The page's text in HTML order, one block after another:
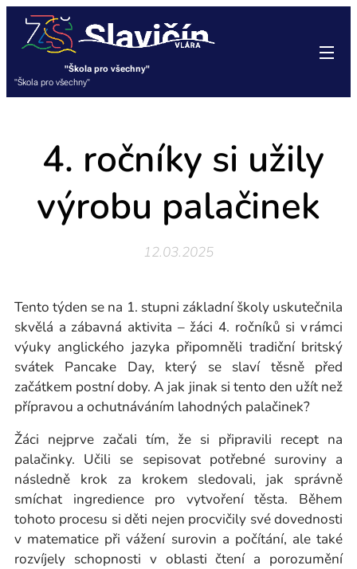
"Škola pro všechny"
"Škola pro všechny"
4. ročníky si užily
výrobu palačinek
12.03.2025
Tento týden se na 1. stupni základní školy uskutečnila
skvělá a zábavná aktivita – žáci 4. ročníků si v rámci
výuky anglického jazyka připomněli tradiční britský
svátek Pancake Day, který se slaví těsně před
začátkem postní doby. A jak jinak si tento den užít než
přípravou a ochutnáváním lahodných palačinek?
Žáci nejprve začali tím, že si připravili recept na
palačinky. Učili se sepisovat potřebné suroviny a
následně krok za krokem sledovali, jak správně
smíchat ingredience pro vytvoření těsta. Během
tohoto procesu si děti nejen procvičily své dovednosti
v matematice při vážení surovin a počítání, ale také
rozvíjely schopnosti v oblasti čtení a porozumění